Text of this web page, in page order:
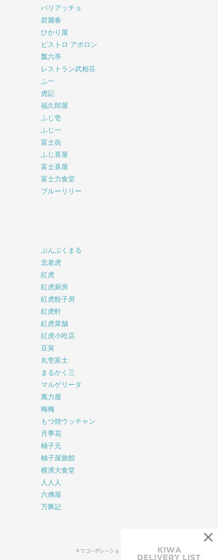
パリアッチョ
碧麗春
ひかり屋
ビストロ アポロン
瓢六亭
レストラン武相荘
ふ一
虎記
福久郎屋
ふじ壱
ふじ一
富士㐂
ふじ喜屋
富士喜屋
富士力食堂
ブルーリリー
ぷんぷくまる
北老虎
紅虎
紅虎厨房
紅虎餃子房
紅虎軒
紅虎菜舗
紅虎小吃店
豆寅
丸壱富士
まるかく三
マルゲリータ
萬力屋
梅梅
もつ焼ウッチャン
月季花
柚子元
柚子屋旅館
横濱大食堂
人人人
六傳屋
万豚記
キワコーポレーション公式SNS
×